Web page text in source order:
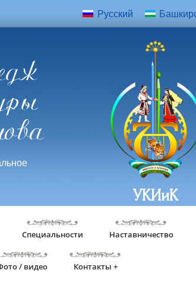
Русский
УКИиК
Специальности Наставничество
/ видео Контакты +